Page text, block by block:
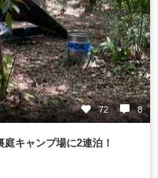
72 8
キャンプ場に2連泊！